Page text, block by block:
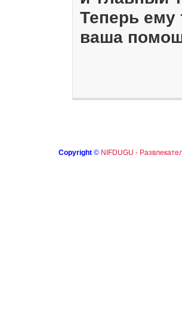
Теперь ему
ваша
Copyright © NIFDUGU -